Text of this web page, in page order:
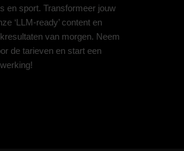
en sport. Transformeer jouw
‘LLM-ready’ content en
van morgen. Neem
de tarieven en start een